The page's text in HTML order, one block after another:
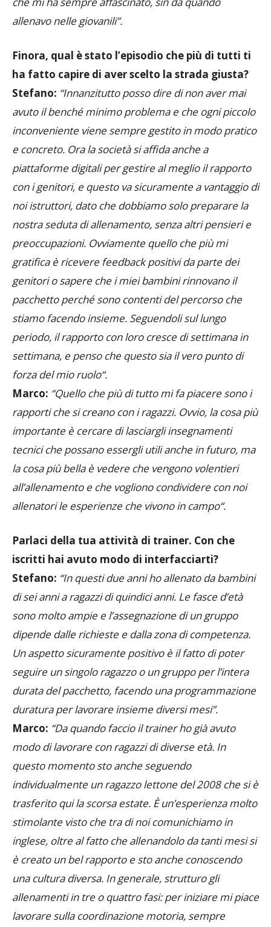
allenavo nelle giovanili”.
ha fatto capire di aver scelto la strada giusta ?
Stefano:“Innanzitutto p osso dire di non aver mai
avutoil benché minimoproblema e che ogni piccolo
inconvenientevienesempre gestitoin modo pratico
e concreto. Ora la società si affida anchea
piattaforme digitali per gestire al meglio il
con igenitori,equesto vasicuramentea vantaggio di
noi istruttori, dato chedobbiamo solo prepararela
nostra seduta di allenamento,senzaaltri pensieri e
preoccupazioni. Ovviamentequello che più mi
gratifica è riceverefeedback positivi da partedei
genitori o sapere che i mieibambini rinnovanoil
pacchetto perchésonocontenti del percorso che
stiamo facendoinsieme.Seguendoli sul lungo
periodo,il rapportocon lorocresce di settimana in
settimana,e penso che questo siai veropuntodi
forzadel mio ruolo“.
Marco:“ Quel l o che
rapporti che si creano con i ragazzi.Ovvio, la cosa più
importante è cercare di lasciargliinsegnamenti
tecnic iche possa noessergli utili anche in futuro,
la cosa più bella è vedere chevengono vo lentieri
all’allenam ento e che vogliono condividere con noi
allenatori leesperienze che vivono in campo“.
iscritti hai avuto modo di interfacciarti ?
Stefano:“In questi due anni ho allenatoda
di sei anni aragazzi di quindici anni. Le fasce d’età
sono molto ampiee l’assegnazione di un gruppo
dipendedalle richieste edallazona di competenza.
Un aspetto sicuramente positivo è il fatto di poter
seguire un singolo ragazzo o un gruppo per l’intera
durata del pacchetto,facendo una programmazione
duraturaper lavorare insieme diversi mesi”.
Marco:“Da quando faccio il trainer ho già avuto
modo di lavorare conragazzi di diverse età. In
questo momento sto anche seguendo
individualmente un ragazzo lettonedel 2008 che si è
trasferitoqui lascorsa estate. Èun’esperienza molto
stimolante visto che tra di noi comunichiamo in
inglese, oltre al fatto che allenandolo da tanti mesi si
ècreato un bel rapporto e sto anche conoscendo
una cultura diversa.In generale, strutturo gli
allenament iin treo quattro fasi: per iniziare
lavorare sullacoordinazione motoria,sempre
abbinata aun gesto tecnico, da lì passo alla